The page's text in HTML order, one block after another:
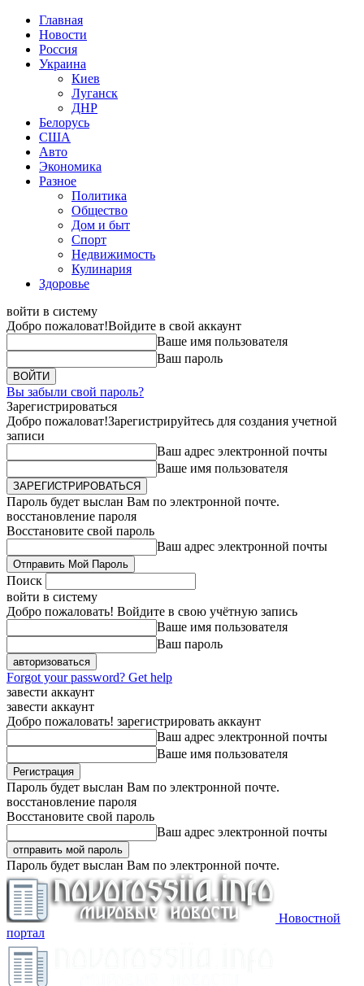
Главная
Новости
Россия
Украина
Киев
Луганск
ДНР
Белорусь
США
Авто
Экономика
Разное
Политика
Общество
Дом и быт
Спорт
Недвижимость
Кулинария
Здоровье
войти в систему
Добро пожаловат!Войдите в свой аккаунт
Ваше имя пользователя
Ваш пароль
Вы забыли свой пароль?
Зарегистрироваться
Добро пожаловат!Зарегистрируйтесь для создания учетной
записи
Ваш адрес электронной почты
Ваше имя пользователя
Пароль будет выслан Вам по электронной почте.
восстановление пароля
Восстановите свой пароль
Ваш адрес электронной почты
Поиск
войти в систему
Добро пожаловать! Войдите в свою учётную запись
Ваше имя пользователя
Ваш пароль
Forgot your password? Get help
завести аккаунт
завести аккаунт
Добро пожаловать! зарегистрировать аккаунт
Ваш адрес электронной почты
Ваше имя пользователя
Пароль будет выслан Вам по электронной почте.
восстановление пароля
Восстановите свой пароль
Ваш адрес электронной почты
Пароль будет выслан Вам по электронной почте.
Новостной
портал